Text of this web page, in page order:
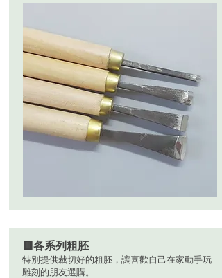
🟥各系列粗胚
特別提供裁切好的粗胚，讓喜歡自己在家動手玩
雕刻的朋友選購。